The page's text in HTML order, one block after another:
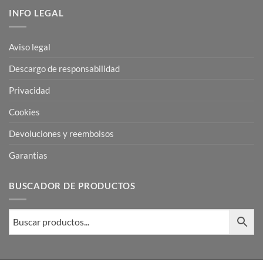
INFO LEGAL
Aviso legal
Descargo de responsabilidad
Privacidad
Cookies
Devoluciones y reembolsos
Garantias
BUSCADOR DE PRODUCTOS